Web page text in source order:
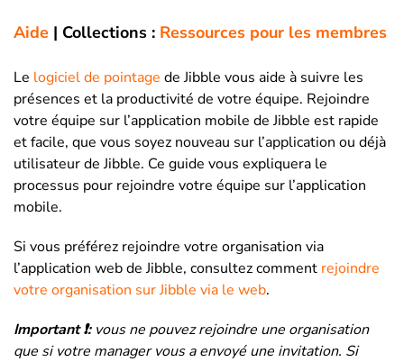
Aide | Collections : Ressources pour les membres
Le logiciel de pointage de Jibble vous aide à suivre les
présences et la productivité de votre équipe. Rejoindre
votre équipe sur l’application mobile de Jibble est rapide
et facile, que vous soyez nouveau sur l’application ou déjà
utilisateur de Jibble. Ce guide vous expliquera le
processus pour rejoindre votre équipe sur l’application
mobile.
Si vous préférez rejoindre votre organisation via
l’application web de Jibble, consultez comment rejoindre
votre organisation sur Jibble via le web.
Important ❗️: vous ne pouvez rejoindre une organisation
que si votre manager vous a envoyé une invitation. Si